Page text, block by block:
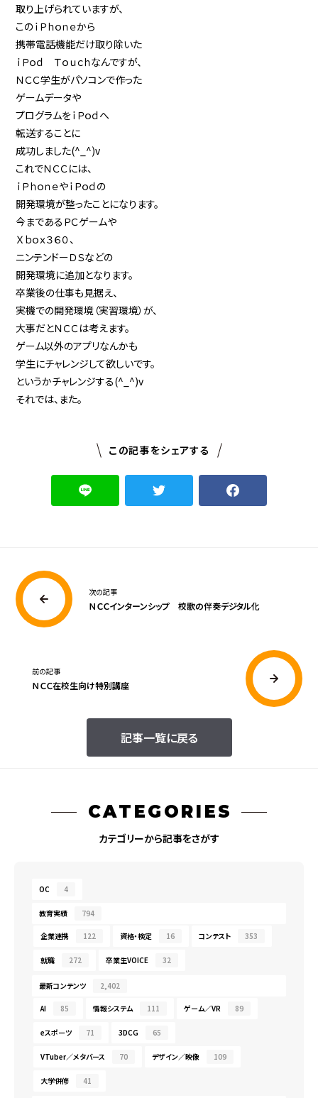
取り上げられていますが、
このｉＰｈｏｎｅから
携帯電話機能だけ取り除いた
ｉＰｏｄ Ｔｏｕｃｈなんですが、
ＮＣＣ学生がパソコンで作った
ゲームデータや
プログラムをｉＰｏｄへ
転送することに
成功しました(^_^)v
これでＮＣＣには、
ｉＰｈｏｎｅやｉＰｏｄの
開発環境が整ったことになります。
今まであるＰＣゲームや
Ｘｂｏｘ３６０、
ニンテンドーＤＳなどの
開発環境に追加となります。
卒業後の仕事も見据え、
実機での開発環境（実習環境）が、
大事だとＮＣＣは考えます。
ゲーム以外のアプリなんかも
学生にチャレンジして欲しいです。
というかチャレンジする(^_^)v
それでは、また。
この記事をシェアする
次の記事
ＮＣＣインターンシップ 校歌の伴奏デジタル化
記事一覧に戻る
前の記事
ＮＣＣ在校生向け特別講座
CATEGORIES
カテゴリーから記事をさがす
OC 4
教育実績 794
企業連携 122 資格・検定 16 コンテスト 353
就職 272 卒業生VOICE 32
最新コンテンツ 2,402
AI 85 情報システム 111 ゲーム／VR 89
eスポーツ 71 3DCG 65
VTuber／メタバース 70 デザイン／映像 109
大学併修 41